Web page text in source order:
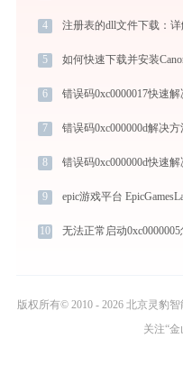
4 注册表的dll文件下载：
5
6 错误码0xc0000017快速解
7 错误码0xc000000d解决方
8 错误码0xc000000d快速解
9
10 无法正常启动
版权所有© 2010 - 2026 北京灵豹
关注“